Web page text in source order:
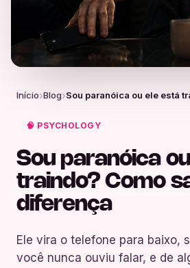
Início Blog Sou paranóica ou ele está
🧠 PSYCHOLOGY
Sou paranóica
traindo? Como
diferença
Ele vira o telefone para baixo,
você nunca ouviu falar, e de